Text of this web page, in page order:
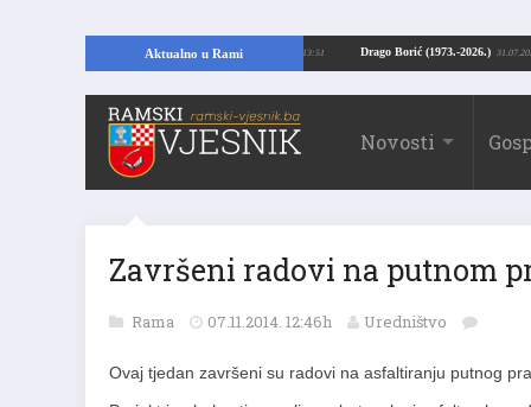
Aktualno u Rami Drago Borić (1973.-
temelje kuće, pronašao vrijedne arheološke ostatke 24.07.2026. 13:51
Novosti
Završeni radovi na putnom
Rama 07.11.2014. 12:46h Uredništvo
Ovaj tjedan završeni su radovi na asfaltiranju putnog